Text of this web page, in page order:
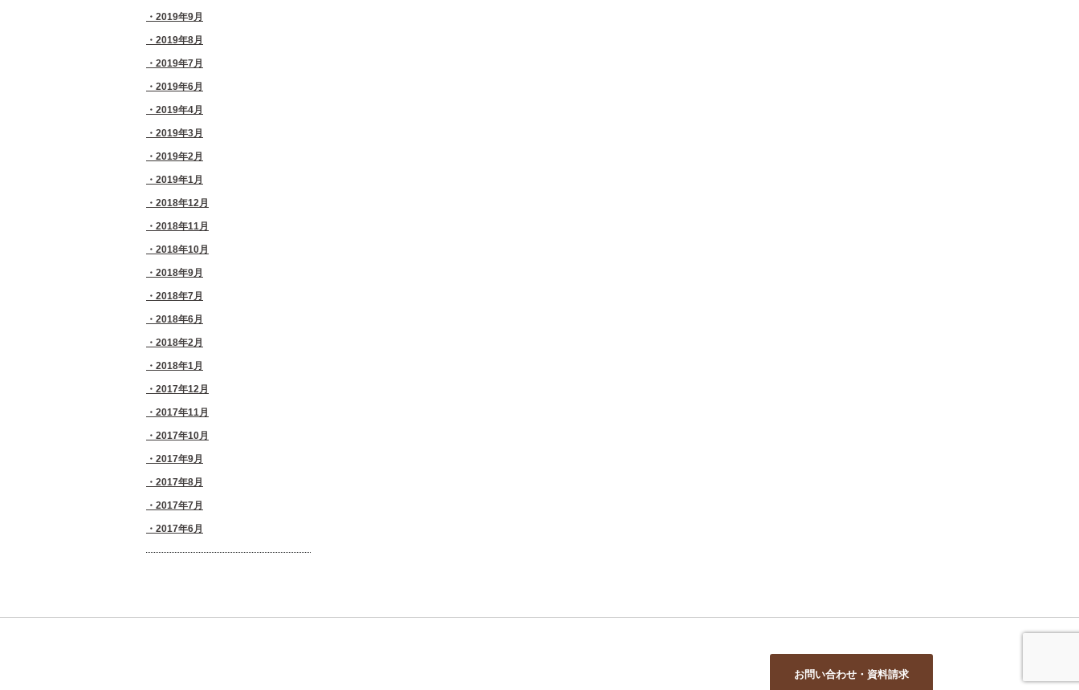
2019年9月
2019年8月
2019年7月
2019年6月
2019年4月
2019年3月
2019年2月
2019年1月
2018年12月
2018年11月
2018年10月
2018年9月
2018年7月
2018年6月
2018年2月
2018年1月
2017年12月
2017年11月
2017年10月
2017年9月
2017年8月
2017年7月
2017年6月
お問い合わせ・資料請求